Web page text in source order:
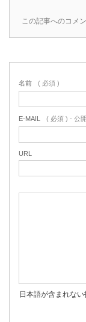
この記事へのコメ
名前 ( 必須 )
E-MAIL ( 必須 ) - 公
URL
日本語が含まれな